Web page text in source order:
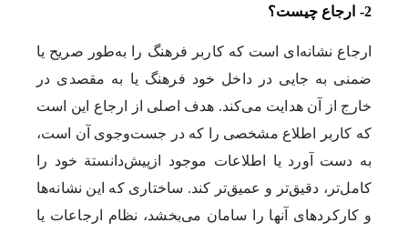
2- ارجاع چیست؟
ارجاع نشانه‌ای است که کاربر فرهنگ را به‌طور صریح یا
ضمنی به جایی در داخل خود فرهنگ یا به مقصدی در
خارج از آن هدایت می‌کند. هدف اصلی از ارجاع این است
که کاربر اطلاع مشخصی را که در جست‌و‌جوی آن است،
به دست آورد یا اطلاعات موجود از‌پیش‌دانستة خود را
کامل‌تر، دقیق‌تر و عمیق‌‌‌تر کند. ساختاری که این نشانه‌ها
و کارکردهای آنها را سامان می‌بخشد، ‌نظام ارجاعات یا